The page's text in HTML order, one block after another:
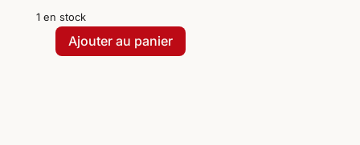
1 en stock
quantité
Ajouter au panier